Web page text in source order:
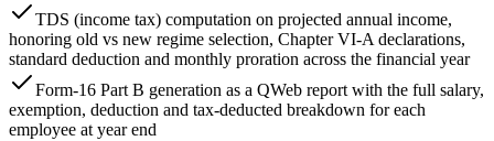
TDS (income tax) computation on projected annual income,
honoring old vs new regime selection, Chapter VI-A declarations,
standard deduction and monthly proration across the financial year
Form-16 Part B generation as a QWeb report with the full salary,
exemption, deduction and tax-deducted breakdown for each
employee at year end